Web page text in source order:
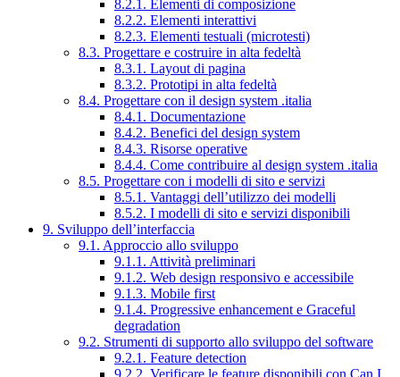
8.2.1. Elementi di composizione
8.2.2. Elementi interattivi
8.2.3. Elementi testuali (microtesti)
8.3. Progettare e costruire in alta fedeltà
8.3.1. Layout di pagina
8.3.2. Prototipi in alta fedeltà
8.4. Progettare con il design system .italia
8.4.1. Documentazione
8.4.2. Benefici del design system
8.4.3. Risorse operative
8.4.4. Come contribuire al design system .italia
8.5. Progettare con i modelli di sito e servizi
8.5.1. Vantaggi dell’utilizzo dei modelli
8.5.2. I modelli di sito e servizi disponibili
9. Sviluppo dell’interfaccia
9.1. Approccio allo sviluppo
9.1.1. Attività preliminari
9.1.2. Web design responsivo e accessibile
9.1.3. Mobile first
9.1.4. Progressive enhancement e Graceful
degradation
9.2. Strumenti di supporto allo sviluppo del software
9.2.1. Feature detection
9.2.2. Verificare le feature disponibili con Can I